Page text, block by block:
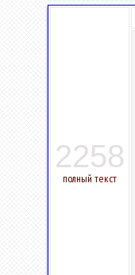
2258
полный текст